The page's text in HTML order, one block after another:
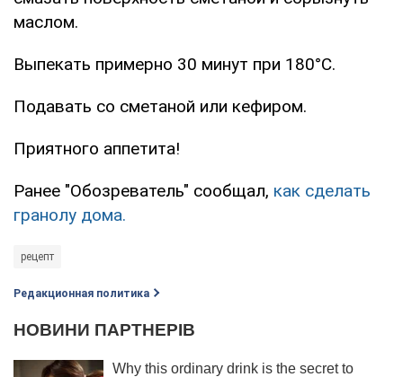
маслом.
Выпекать примерно 30 минут при 180°С.
Подавать со сметаной или кефиром.
Приятного аппетита!
Ранее "Обозреватель" сообщал, как сделать
гранолу дома.
рецепт
Редакционная политика